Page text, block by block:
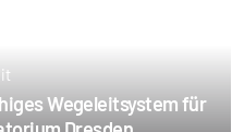
Wegeleitsystem für